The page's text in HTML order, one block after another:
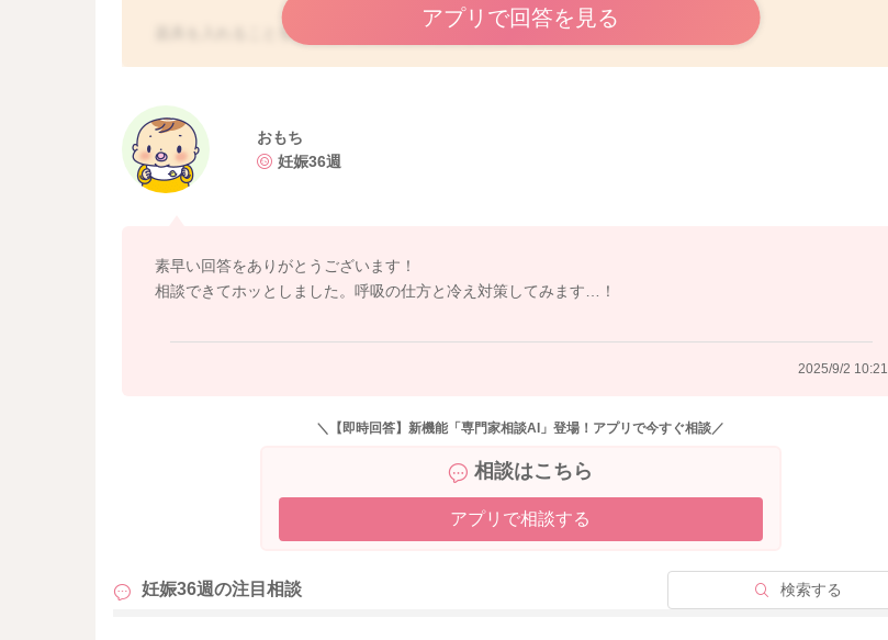
器具を入れることを思うと、とても緊張をすると思います。
ます。
そしてまたさらに力が入ってしまうという悪循環が起こってしまうこともありますよ。
器具を入れることがあったり、先生が子宮の開きなどを確認するために手が入ってくることもあります。
これを繰り返してみてください。
陣痛が来た時にも使えることになります。
あとは日頃から足元から冷え対策をされて、温めておかれることでも、体はリラックスしやすくなること
アプリで回答を見る
2025/9/2 10:18
おもち
妊娠36週
素早い回答をありがとうございます！
相談できてホッとしました。呼吸の仕方と冷え対策してみます…！
2025/9/2 10:21
＼【即時回答】新機能「専門家相談AI」登場！アプリで今すぐ相談／
相談はこちら
アプリで相談する
妊娠36週の注目相談 検索する